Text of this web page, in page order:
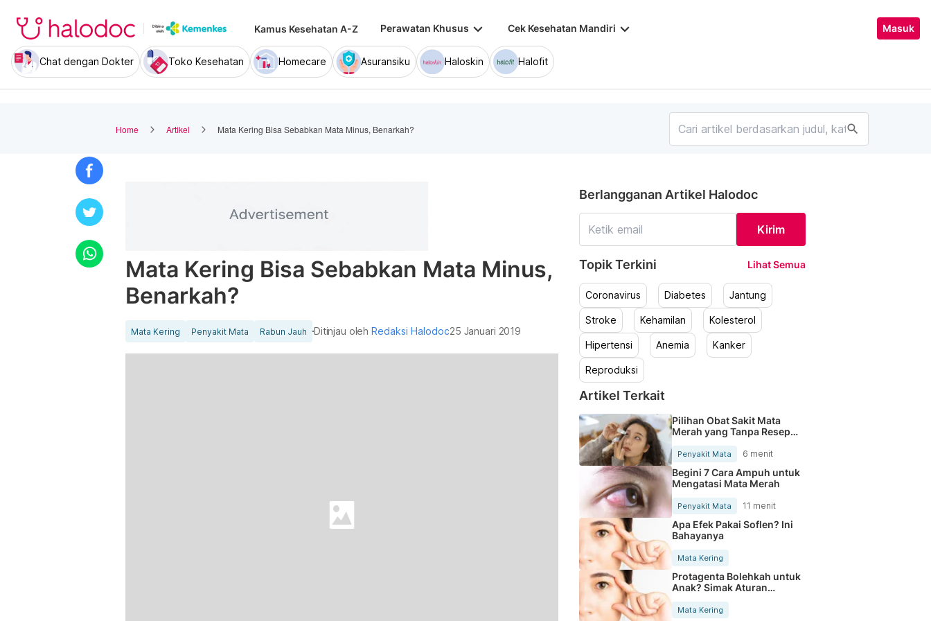
Kamus Kesehatan A-Z Perawatan Khusus keyboard_arrow_down Cek Kesehatan Mandiri keyboard_arrow_down Masuk
Chat dengan Dokter Toko Kesehatan Homecare Asuransiku Haloskin Halofit
Home Artikel Mata Kering Bisa Sebabkan Mata Minus, Benarkah? search
Mata Kering Bisa Sebabkan Mata Minus,
Benarkah?
Mata Kering Penyakit Mata Rabun Jauh Ditinjau olehRedaksi Halodoc25 Januari 2019
Berlangganan Artikel Halodoc
Kirim
Topik Terkini Lihat Semua
Coronavirus Diabetes Jantung
Stroke Kehamilan Kolesterol
Hipertensi Anemia Kanker
Reproduksi
Artikel Terkait
Pilihan Obat Sakit Mata
Merah yang Tanpa Resep
Penyakit Mata 6 menit
Begini 7 Cara Ampuh untuk
Mengatasi Mata Merah
Penyakit Mata 11 menit
Apa Efek Pakai Soflen? Ini
Bahayanya
Mata Kering
Protagenta Bolehkah untuk
Anak? Simak Aturan
Mata Kering